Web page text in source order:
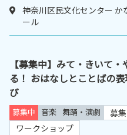
神奈川区民文化センター か
ール
【募集中】みて・きいて・
る！ おはなしとことばの
び
募集中 音楽 舞踊・演劇
募集
ワークショップ